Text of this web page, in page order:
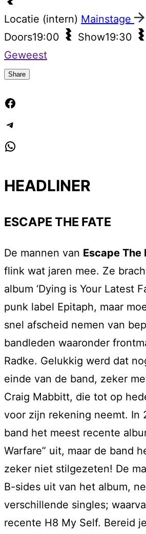
Locatie (intern) Mainstage
Doors19:00 Show19:30
Geweest
Share
HEADLINER
ESCAPE THE FATE
De mannen van Escape The
flink wat jaren mee. Ze
album ‘Dying is Your Latest
punk label Epitaph, maar
snel afscheid nemen van
bandleden waaronder
Radke. Gelukkig werd dat
einde van de band, zeker
Craig Mabbitt, die tot op
voor zijn rekening neemt. In
band het meest recente
Warfare” uit, maar de band
zeker niet stilgezeten! De
B-sides uit van het album,
verschillende singles;
recente H8 My Self. Bereid